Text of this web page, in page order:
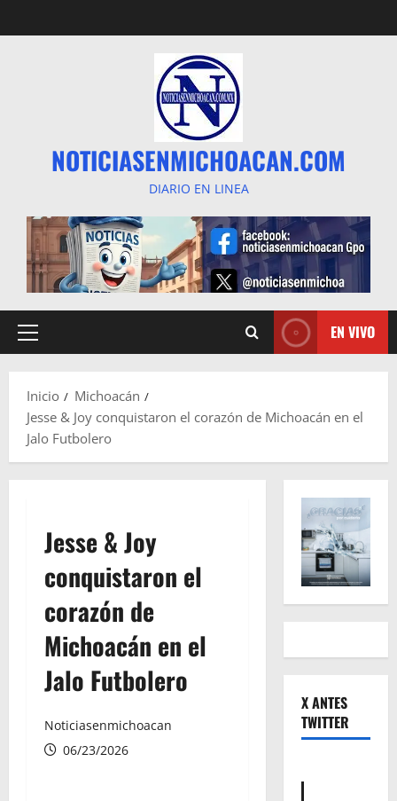
al
NOTICIASENMICHOACAN.COM
DIARIO EN LINEA
Menú
EN VIVO
Inicio
Michoacán
Jesse & Joy conquistaron el corazón de Michoacán en el
Jalo Futbolero
Jesse & Joy
conquistaron el
corazón de
Michoacán en el
Jalo Futbolero
Noticiasenmichoacan
06/23/2026
X ANTES
TWITTER